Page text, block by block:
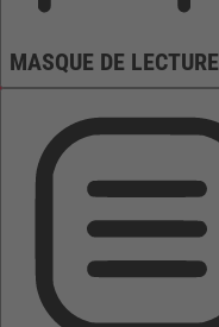
MASQUE DE LECTURE